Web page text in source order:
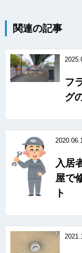
関連の記事
フ
グ
入居
屋で
ト